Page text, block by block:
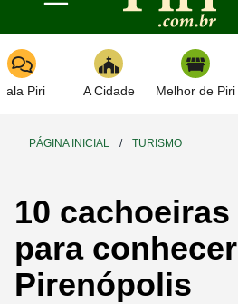
Toggle navigation
Piri A Cidade Melhor de Piri
PÁGINA INICIAL / TURISMO
10
para
Pirenópolis